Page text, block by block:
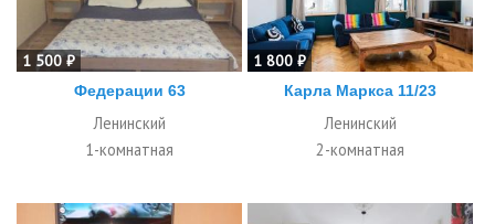
1 500 ₽
Федерации 63
Ленинский
1-комнатная
1 800 ₽
Карла Маркса 11/23
Ленинский
2-комнатная